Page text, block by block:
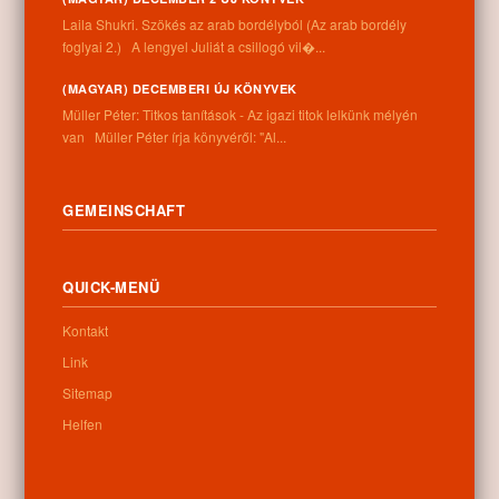
Karte
Laila Shukri. Szökés ​az arab bordélyból (Az arab bordély
foglyai 2.) A lengyel Juliát a csillogó vil�...
(MAGYAR) DECEMBERI ÚJ KÖNYVEK
Müller Péter: Titkos tanítások - Az igazi titok lelkünk mélyén
van Müller Péter írja könyvéről: "Al...
GEMEINSCHAFT
QUICK-MENÜ
Kontakt
Link
Sitemap
Helfen